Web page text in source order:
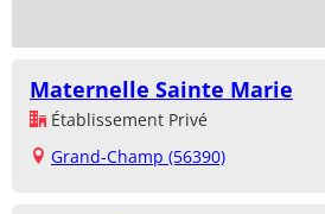
Maternelle Sainte Marie
Établissement Privé
Grand-Champ (56390)